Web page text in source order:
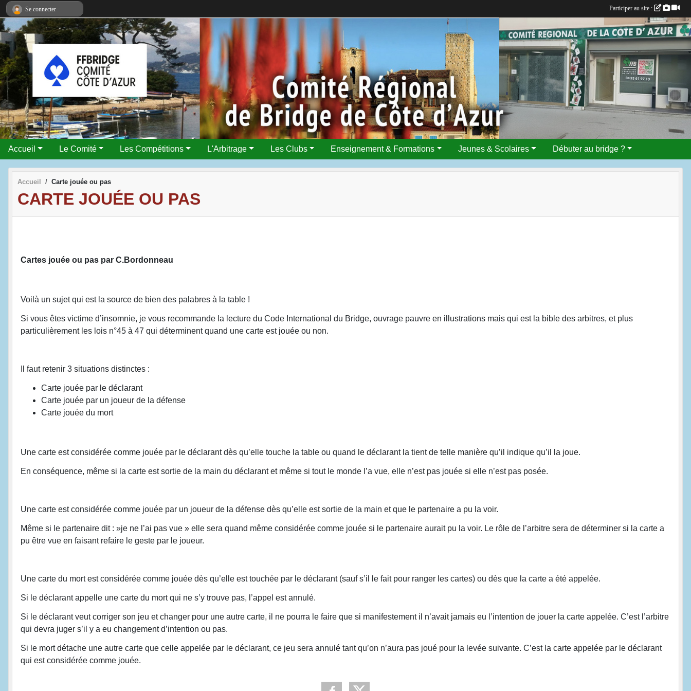
Accueil Le Comité Les Compétitions L'Arbitrage Les Clubs Enseignement & Formations Jeunes & Scolaires Débuter au bridge ?
Accueil Carte jouée ou pas
CARTE JOUÉE OU PAS
Cartes jouée ou pas par C.Bordonneau
Voilà un sujet qui est la source de bien des palabres à la table !
Si vous êtes victime d’insomnie, je vous recommande la lecture du Code International du Bridge, ouvrage pauvre en illustrations mais qui est la bible des arbitres, et plus
particulièrement les lois n°45 à 47 qui déterminent quand une carte est jouée ou non.
Il faut retenir 3 situations distinctes :
Carte jouée par le déclarant
Carte jouée par un joueur de la défense
Carte jouée du mort
Une carte est considérée comme jouée par le déclarant dès qu’elle touche la table ou quand le déclarant la tient de telle manière qu’il indique qu’il la joue.
En conséquence, même si la carte est sortie de la main du déclarant et même si tout le monde l’a vue, elle n’est pas jouée si elle n’est pas posée.
Une carte est considérée comme jouée par un joueur de la défense dès qu’elle est sortie de la main et que le partenaire a pu la voir.
Même si le partenaire dit : »je ne l’ai pas vue » elle sera quand même considérée comme jouée si le partenaire aurait pu la voir. Le rôle de l’arbitre sera de déterminer si la carte a
pu être vue en faisant refaire le geste par le joueur.
Une carte du mort est considérée comme jouée dès qu’elle est touchée par le déclarant (sauf s’il le fait pour ranger les cartes) ou dès que la carte a été appelée.
Si le déclarant appelle une carte du mort qui ne s’y trouve pas, l’appel est annulé.
Si le déclarant veut corriger son jeu et changer pour une autre carte, il ne pourra le faire que si manifestement il n’avait jamais eu l’intention de jouer la carte appelée. C’est l’arbitre
qui devra juger s’il y a eu changement d’intention ou pas.
Si le mort détache une autre carte que celle appelée par le déclarant, ce jeu sera annulé tant qu’on n’aura pas joué pour la levée suivante. C’est la carte appelée par le déclarant
qui est considérée comme jouée.
Se connecter Participer au site :
Panneau de gestion des cookies